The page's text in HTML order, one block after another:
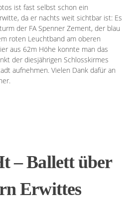
ist fast selbst schon ein
da er nachts weit sichtbar ist: Es
der FA Spenner Zement, der blau
roten Leuchtband am oberen
aus 62m Höhe konnte man das
der diesjährigen Schlosskirmes
aufnehmen. Vielen Dank dafür an
– Ballett über
Erwittes